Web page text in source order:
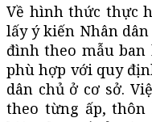
Về hình thức thực
lấy ý kiến Nhân
đình theo mẫu ban
phù hợp với quy
dân chủ ở cơ sở.
theo từng ấp,